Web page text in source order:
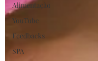
Alimentação
YouTube
Feedbacks
SPA